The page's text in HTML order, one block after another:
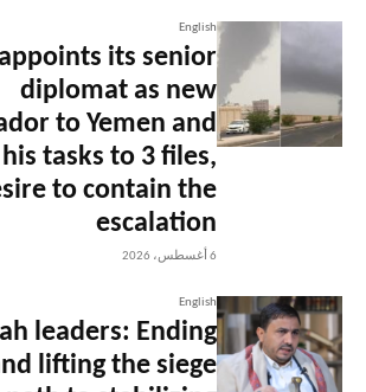
English
its senior
diplomat as new
to Yemen and
tasks to 3 files,
to contain the
escalation
6 أغسطس، 2026
English
leaders: Ending
lifting the siege